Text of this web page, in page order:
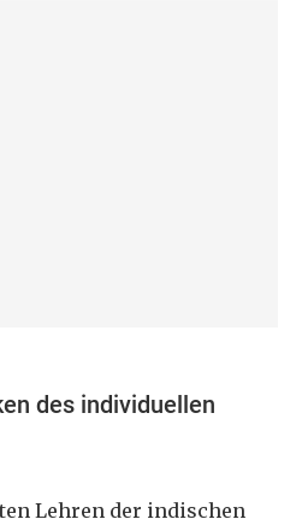
des individuellen
Lehren der indischen